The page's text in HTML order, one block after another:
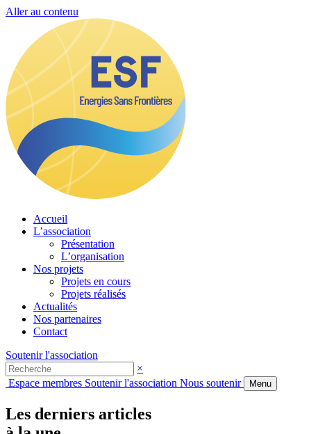
Aller au contenu
Accueil
L’association
Présentation
L’organisation
Nos projets
Projets en cours
Projets réalisés
Actualités
Nos partenaires
Contact
Soutenir l'association
×
Espace membres Soutenir l'association Nous soutenir Menu
Les derniers articles